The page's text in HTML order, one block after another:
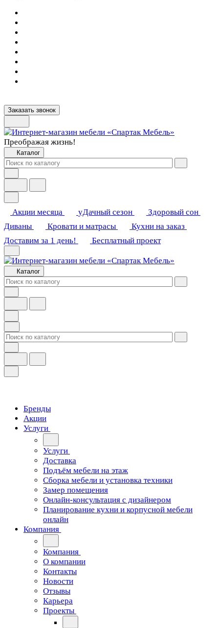
Заказать звонок
Преображая жизнь!
Каталог
Акции месяца уДачный сезон
Здоровый сон
Диваны
Кровати и матрасы
Кухни на заказ
Доставим за 1 день!
Бесплатный проект
Каталог
Бренды
Акции
Услуги
Услуги
Доставка
Подъём мебели на этаж
Сборка мебели и установка техники
Замер помещения
Онлайн-консультация с дизайнером
Планирование кухни и корпусной мебели
онлайн
Компания
Компания
О компании
Контакты
Новости
Отзывы
Карьера
Проекты